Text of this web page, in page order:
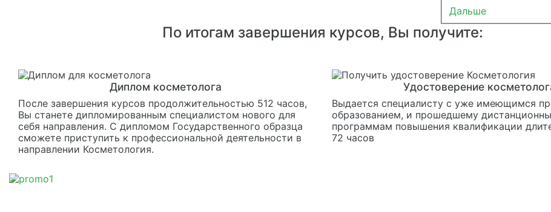
Дальше
По итогам завершения курсов, Вы получите:
Диплом косметолога
После завершения курсов продолжительностью 512 часов,
Вы станете дипломированным специалистом нового для
себя направления. С дипломом Государственного образца
сможете приступить к профессиональной деятельности в
направлении Косметология.
Удостоверение
Выдается специалисту с уже имеющимся
образованием, и прошедшему
программам повышения квалификации
72 часов